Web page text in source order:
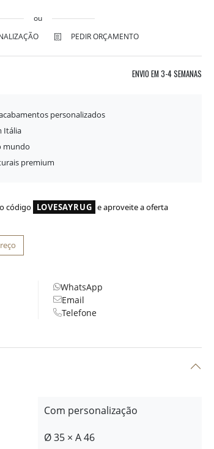
ou
PEDIR ORÇAMENTO
ENVIO EM 3-4 SEMANAS
personalizados
Itália
mundo
premium
código LOVESAYRUG e aproveite a oferta
WhatsApp
Email
Telefone
Com personalização
Ø 35 × A 46